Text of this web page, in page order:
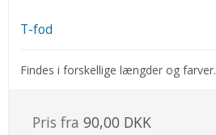
T-fod
Findes i forskellige længder og farver.
Pris fra 90,00 DKK